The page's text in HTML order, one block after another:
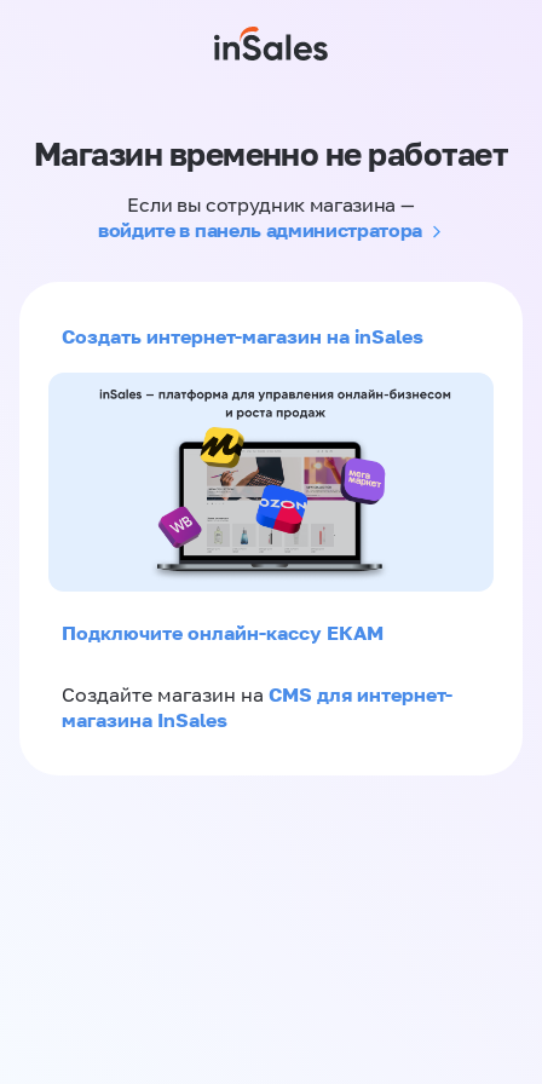
Магазин временно не работает
Если вы сотрудник магазина —
войдите в панель администратора
Создать интернет-магазин на inSales
Подключите онлайн-кассу ЕКАМ
Создайте магазин на CMS для интернет-
магазина InSales